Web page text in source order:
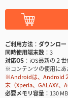
ご利用方法
ダウンロー
同時使用端末数
3
対応OS
iOS最新の２
※コンテンツの使用に
※Androidは、Android
末（Xperia、GALAXY、
必要メモリ容量
130